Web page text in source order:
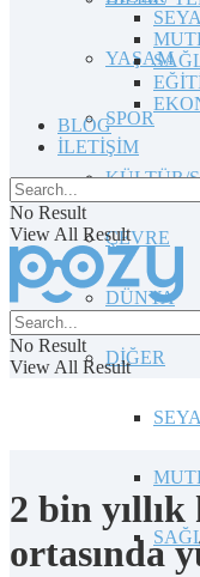
YAŞAM
SPOR
KÜLTÜR/
ÇEVRE
DÜNYA
DİĞER
BLOG
İLETİŞİM
No Result
View All Result
No Result
View All Result
2 bin yıllık
ortasında